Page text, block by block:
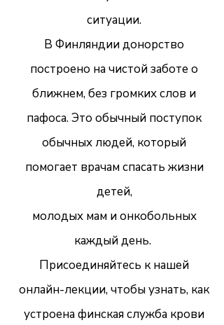
ситуации.
В Финляндии донорство
построено на чистой заботе о
ближнем, без громких слов и
пафоса. Это обычный поступок
обычных людей, который
помогает врачам спасать жизни
детей,
молодых мам и онкобольных
каждый день.
Присоединяйтесь к нашей
онлайн-лекции, чтобы узнать, как
устроена финская служба крови